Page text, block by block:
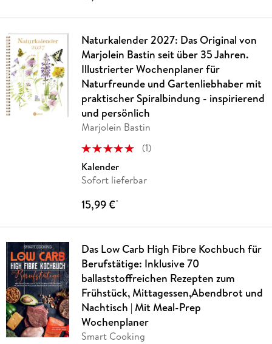
Naturkalender 2027: Das Original von
Marjolein Bastin seit über 35 Jahren.
Illustrierter Wochenplaner für
Naturfreunde und Gartenliebhaber mit
praktischer Spiralbindung - inspirierend
und persönlich
Marjolein Bastin
(1)
Kalender
Sofort lieferbar
15,99 €*
Das Low Carb High Fibre Kochbuch für
Berufstätige: Inklusive 70
ballaststoffreichen Rezepten zum
Frühstück, Mittagessen,Abendbrot und
Nachtisch | Mit Meal-Prep
Wochenplaner
Smart Cooking